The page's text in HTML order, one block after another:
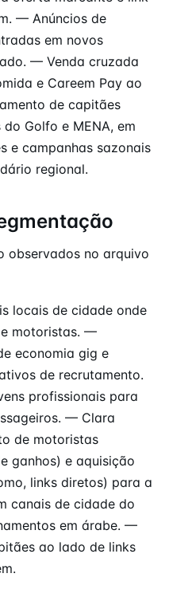
— Anúncios de
em novos
— Venda cruzada
e Careem Pay ao
de capitães
Golfo e MENA, em
e campanhas sazonais
regional.
observados no arquivo
locais de cidade onde
e motoristas. —
economia gig e
de recrutamento.
profissionais para
— Clara
de motoristas
ganhos) e aquisição
links diretos) para a
canais de cidade do
em árabe. —
ao lado de links